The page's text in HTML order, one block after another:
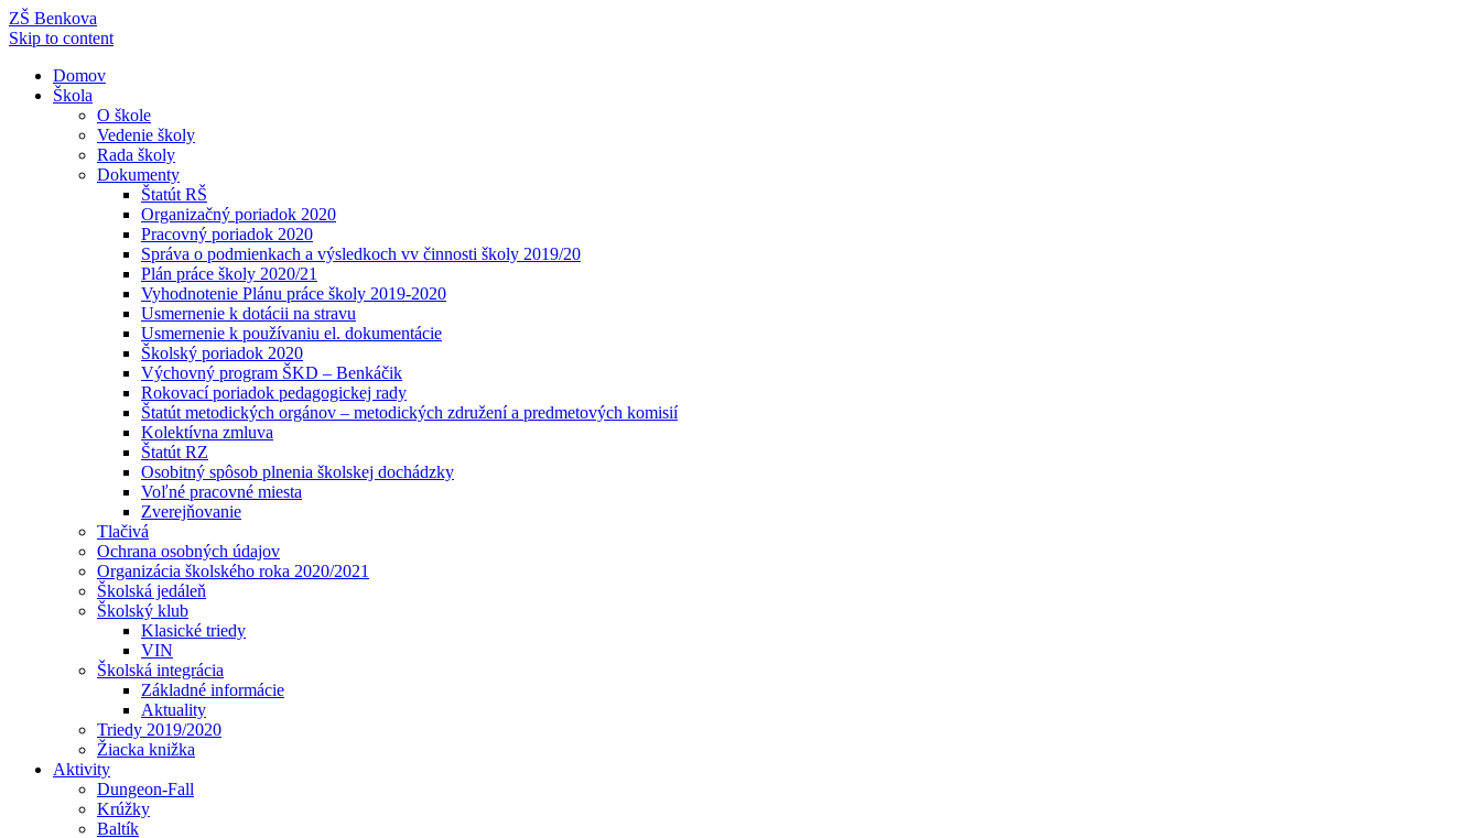
ZŠ Benkova
Skip to content
Domov
Škola
O škole
Vedenie školy
Rada školy
Dokumenty
Štatút RŠ
Organizačný poriadok 2020
Pracovný poriadok 2020
Správa o podmienkach a výsledkoch vv činnosti školy 2019/20
Plán práce školy 2020/21
Vyhodnotenie Plánu práce školy 2019-2020
Usmernenie k dotácii na stravu
Usmernenie k používaniu el. dokumentácie
Školský poriadok 2020
Výchovný program ŠKD – Benkáčik
Rokovací poriadok pedagogickej rady
Štatút metodických orgánov – metodických združení a predmetových komisií
Kolektívna zmluva
Štatút RZ
Osobitný spôsob plnenia školskej dochádzky
Voľné pracovné miesta
Zverejňovanie
Tlačivá
Ochrana osobných údajov
Organizácia školského roka 2020/2021
Školská jedáleň
Školský klub
Klasické triedy
VIN
Školská integrácia
Základné informácie
Aktuality
Triedy 2019/2020
Žiacka knižka
Aktivity
Dungeon-Fall
Krúžky
Baltík